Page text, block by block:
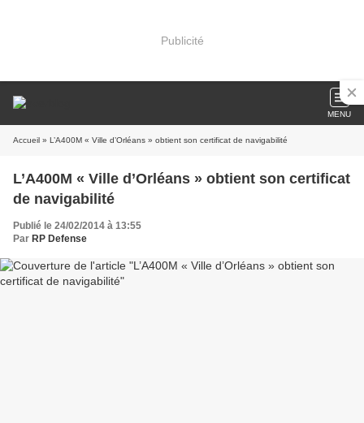
Publicité
MENU
Accueil » L’A400M « Ville d’Orléans » obtient son certificat de navigabilité
L’A400M « Ville d’Orléans » obtient son certificat
de navigabilité
Publié le 24/02/2014 à 13:55
Par RP Defense